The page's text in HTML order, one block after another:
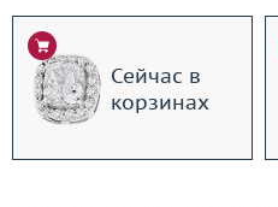
Сейчас в
корзинах